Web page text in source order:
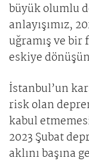
büyük olumlu
anlayışımız,
uğramış ve
eskiye
İstanbul’un
risk olan
kabul
2023 Şubat
aklını başına